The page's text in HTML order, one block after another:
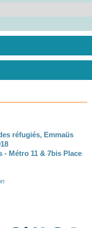
réfugiés, Emmaüs
- Métro 11 & 7bis Place